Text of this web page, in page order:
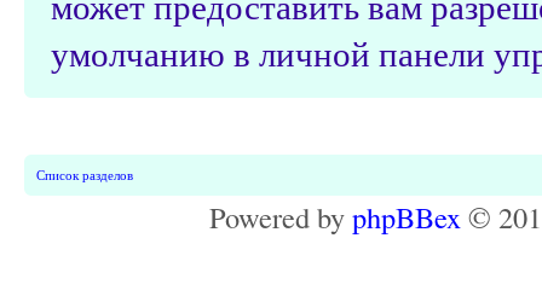
умолчанию в личной панели
Список разделов
Powered byphpBBex ©